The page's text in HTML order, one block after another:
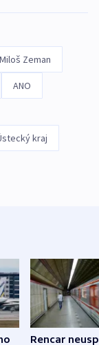
Miloš Zeman
ANO
kraj
Rencar